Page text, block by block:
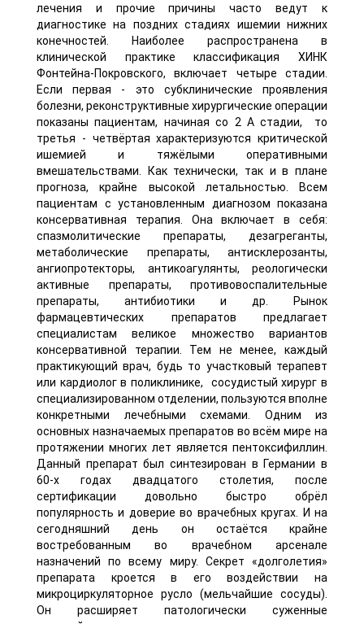
лечения и прочие причины часто ведут к
диагностике на поздних стадиях ишемии нижних
конечностей. Наиболее распространена в
клинической практике классификация ХИНК
Фонтейна-Покровского, включает четыре стадии.
Если первая - это субклинические проявления
болезни, реконструктивные хирургические операции
показаны пациентам, начиная со 2 А стадии, то
третья - четвёртая характеризуются критической
ишемией и тяжёлыми оперативными
вмешательствами. Как технически, так и в плане
прогноза, крайне высокой летальностью. Всем
пациентам с установленным диагнозом показана
консервативная терапия. Она включает в себя:
спазмолитические препараты, дезагреганты,
метаболические препараты, антисклерозанты,
ангиопротекторы, антикоагулянты, реологически
активные препараты, противовоспалительные
препараты, антибиотики и др. Рынок
фармацевтических препаратов предлагает
специалистам великое множество вариантов
консервативной терапии. Тем не менее, каждый
практикующий врач, будь то участковый терапевт
или кардиолог в поликлинике, сосудистый хирург в
специализированном отделении, пользуются вполне
конкретными лечебными схемами. Одним из
основных назначаемых препаратов во всём мире на
протяжении многих лет является пентоксифиллин.
Данный препарат был синтезирован в Германии в
60-х годах двадцатого столетия, после
сертификации довольно быстро обрёл
популярность и доверие во врачебных кругах. И на
сегодняшний день он остаётся крайне
востребованным во врачебном арсенале
назначений по всему миру. Секрет «долголетия»
препарата кроется в его воздействии на
микроциркуляторное русло (мельчайшие сосуды).
Он расширяет патологически суженные